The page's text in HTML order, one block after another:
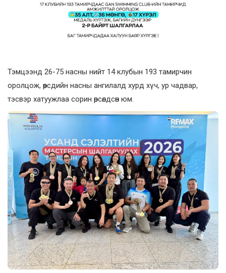
Тэмцээнд 26-75 насны нийт 14 клубын 193 тамирчин
оролцож, өөрсдийн насны ангилалд хурд хүч, ур чадвар,
тэсвэр хатуужлаа сорин өрсөлдсөн юм.